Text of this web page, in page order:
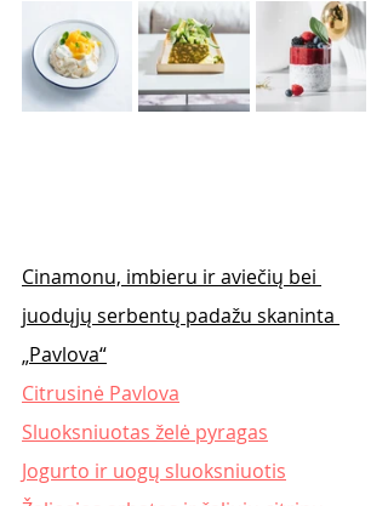
Cinamonu, imbieru ir aviečių bei
juodųjų serbentų padažu skaninta
„Pavlova“
Citrusinė Pavlova
Sluoksniuotas želė pyragas
Jogurto ir uogų sluoksniuotis